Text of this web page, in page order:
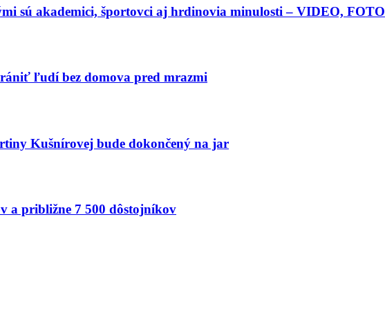
sú akademici, športovci aj hrdinovia minulosti – VIDEO, FOTO
ľudí bez domova pred mrazmi
Kušnírovej bude dokončený na jar
a približne 7 500 dôstojníkov